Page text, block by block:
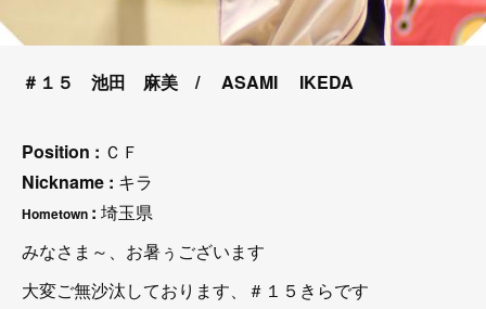
＃１５ 池田 麻美 / ASAMI IKEDA
Position : ＣＦ
Nickname : キラ
Hometown : 埼玉県
みなさま～、お暑ぅございます
大変ご無沙汰しております、＃１５きらです